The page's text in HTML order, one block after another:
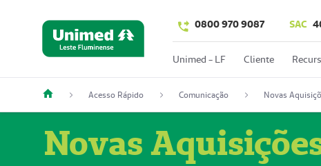
0800 970 9087 SAC
Unimed - LF Cliente
Acesso Rápido Comunicação Novas
Novas